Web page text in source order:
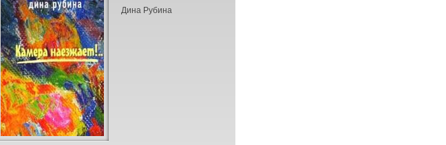
Дина Рубина